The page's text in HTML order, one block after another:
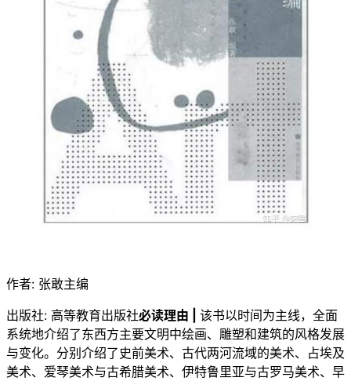
作者: 张敢主编
出版社: 高等教育出版社必读理由 | 该书以时间为主线，全面
系统地介绍了东西方主要文明中绘画、雕塑和建筑的风格发展
与变化。分别介绍了史前美术、古代两河流域的美术、占埃及
美术、爱琴美术与古希腊美术、伊特鲁里亚与古罗马美术、早